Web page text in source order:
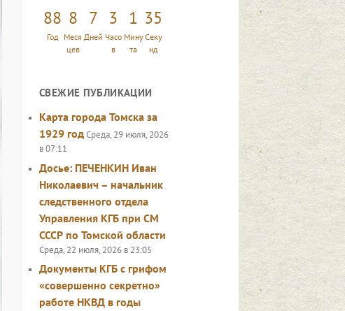
88
Год
8
Меся
цев
7
Дней
3
Часо
в
1
Мину
та
37
Секу
нд
СВЕЖИЕ ПУБЛИКАЦИИ
Карта города Томска за
1929 годСреда, 29 июля, 2026
в 07:11
Досье: ПЕЧЕНКИН Иван
Николаевич – начальник
следственного отдела
Управления КГБ при СМ
СССР по Томской области
Среда, 22 июля, 2026 в 23:05
Документы КГБ с грифом
«совершенно секретно»
работе НКВД в годы